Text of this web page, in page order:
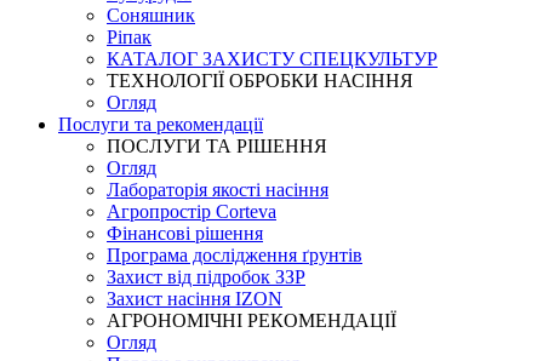
Соняшник
Ріпак
КАТАЛОГ ЗАХИСТУ СПЕЦКУЛЬТУР
ТЕХНОЛОГІЇ ОБРОБКИ НАСІННЯ
Огляд
Послуги та рекомендації
ПОСЛУГИ ТА РІШЕННЯ
Огляд
Лабораторія якості насіння
Агропростір Corteva
Фінансові рішення
Програма дослідження ґрунтів
Захист від підробок ЗЗР
Захист насіння IZON
АГРОНОМІЧНІ РЕКОМЕНДАЦІЇ
Огляд